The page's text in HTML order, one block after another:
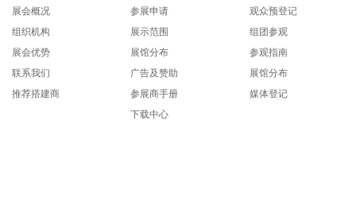
展会概况
组织机构
展会优势
联系我们
推荐搭建商
参展申请
展示范围
展馆分布
广告及赞助
参展商手册
下载中心
观众预登记
组团参观
参观指南
展馆分布
媒体登记